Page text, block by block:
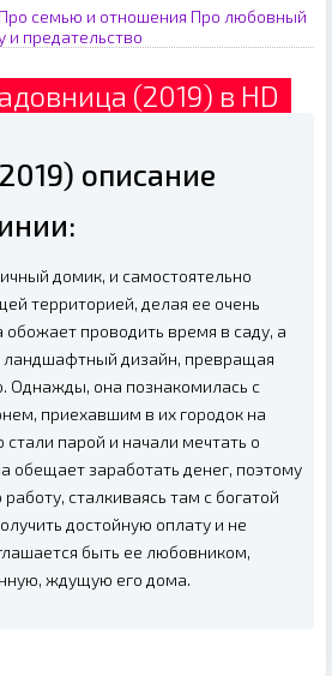
Про семью и отношения Про любовный
и предательство
(2019) в HD
описание
домик, и самостоятельно
территорией, делая ее очень
проводить время в саду, а
ландшафтный дизайн, превращая
Однажды, она познакомилась с
приехавшим в их городок на
парой и начали мечтать о
обещает заработать денег, поэтому
сталкиваясь там с богатой
достойную оплату и не
быть ее любовником,
ждущую его дома.